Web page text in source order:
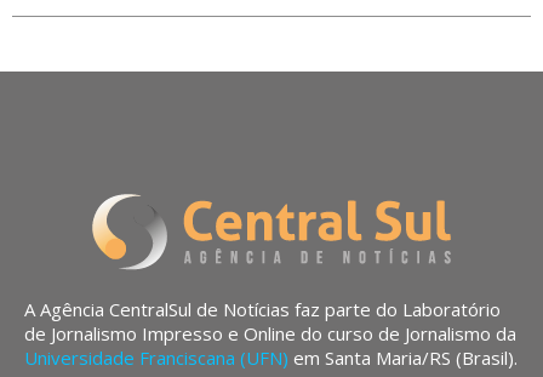
A Agência CentralSul de Notícias faz parte do Laboratório
de Jornalismo Impresso e Online do curso de Jornalismo da
Universidade Franciscana (UFN) em Santa Maria/RS (Brasil).